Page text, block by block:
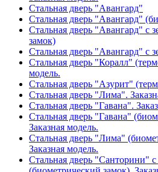
Стальная дверь "Авангард"
Стальная дверь "Авангард"
Стальная дверь "Авангард" с
замок)
Стальная дверь "Авангард" с
Стальная дверь "Коралл"
модель.
Стальная дверь "Азурит"
Стальная дверь "Лима".
Стальная дверь "Гавана".
Стальная дверь "Гавана"
Заказная модель.
Стальная дверь "Лима"
Заказная модель.
Стальная дверь "Санторини" с